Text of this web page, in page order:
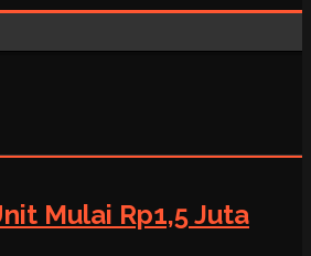
Mulai Rp1,5 Juta